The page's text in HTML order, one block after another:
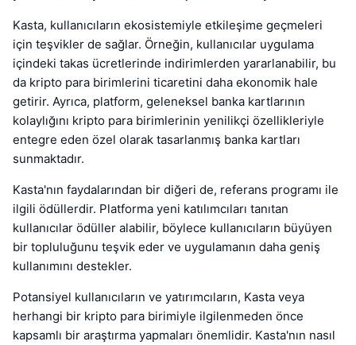
Kasta, kullanıcıların ekosistemiyle etkileşime geçmeleri
için teşvikler de sağlar. Örneğin, kullanıcılar uygulama
içindeki takas ücretlerinde indirimlerden yararlanabilir, bu
da kripto para birimlerini ticaretini daha ekonomik hale
getirir. Ayrıca, platform, geleneksel banka kartlarının
kolaylığını kripto para birimlerinin yenilikçi özellikleriyle
entegre eden özel olarak tasarlanmış banka kartları
sunmaktadır.
Kasta'nın faydalarından bir diğeri de, referans programı ile
ilgili ödüllerdir. Platforma yeni katılımcıları tanıtan
kullanıcılar ödüller alabilir, böylece kullanıcıların büyüyen
bir topluluğunu teşvik eder ve uygulamanın daha geniş
kullanımını destekler.
Potansiyel kullanıcıların ve yatırımcıların, Kasta veya
herhangi bir kripto para birimiyle ilgilenmeden önce
kapsamlı bir araştırma yapmaları önemlidir. Kasta'nın nasıl